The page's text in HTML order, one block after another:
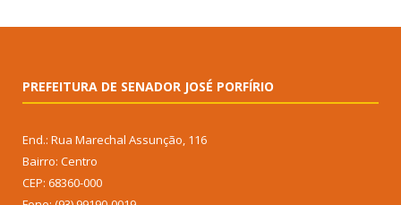
PREFEITURA DE SENADOR JOSÉ PORFÍRIO
End.: Rua Marechal Assunção, 116
Bairro: Centro
CEP: 68360-000